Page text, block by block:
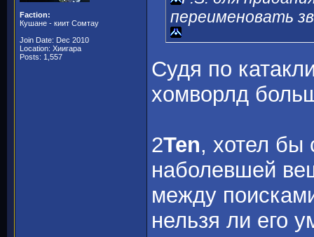
Faction:
Кушане - киит Сомтау
Join Date: Dec 2010
Location: Хиигара
Posts: 1,557
переименовать
Судя по
хомворлд
2Ten, хотел бы
наболевшей
между
нельзя ли его